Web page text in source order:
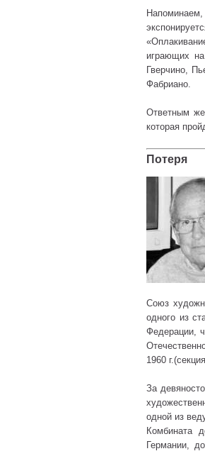
играющих
Гверчино,
Фабриано.
Ответным
которая
Потеря
Союз
одного из
Федерации,
1960
За
одной из
Комбината
Германии,